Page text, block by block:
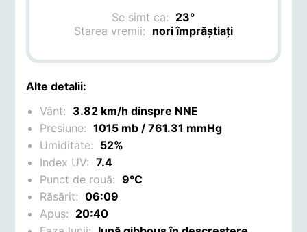
Se simt ca: 23°
Starea vremii: nori împrăștiați
Alte detalii:
Vânt: 3.82 km/h dinspre NNE
Presiune:1015 mb / 761.31 mmHg
Umiditate: 52%
Index UV:7.4
Punct de rouă:9°C
Răsărit:06:09
Apus: 20:40